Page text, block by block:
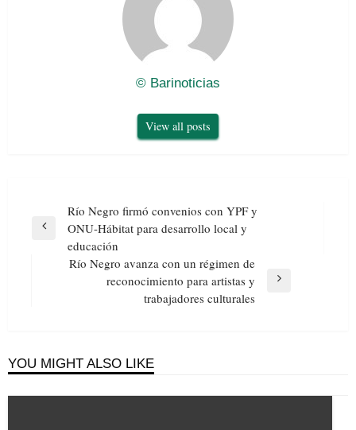
© Barinoticias
View all posts
Navegación
de
entradas
Previous
Río Negro firmó convenios con YPF y
ONU-Hábitat para desarrollo local y
educación
Río Negro avanza con un régimen de
reconocimiento para artistas y
trabajadores culturales
YOU MIGHT ALSO LIKE